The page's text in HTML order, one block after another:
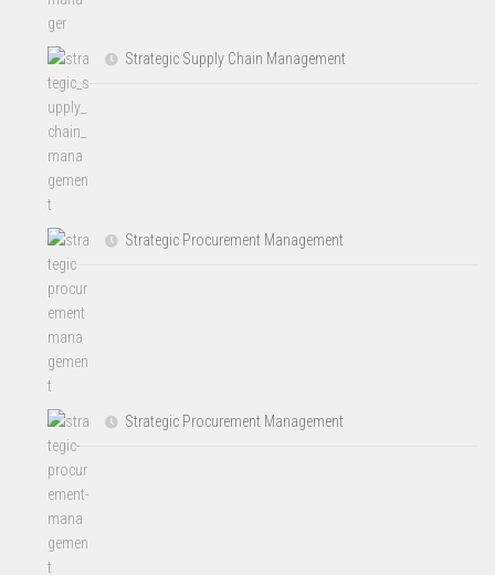
Strategic Supply Chain Management
Strategic Procurement Management
Strategic Procurement Management